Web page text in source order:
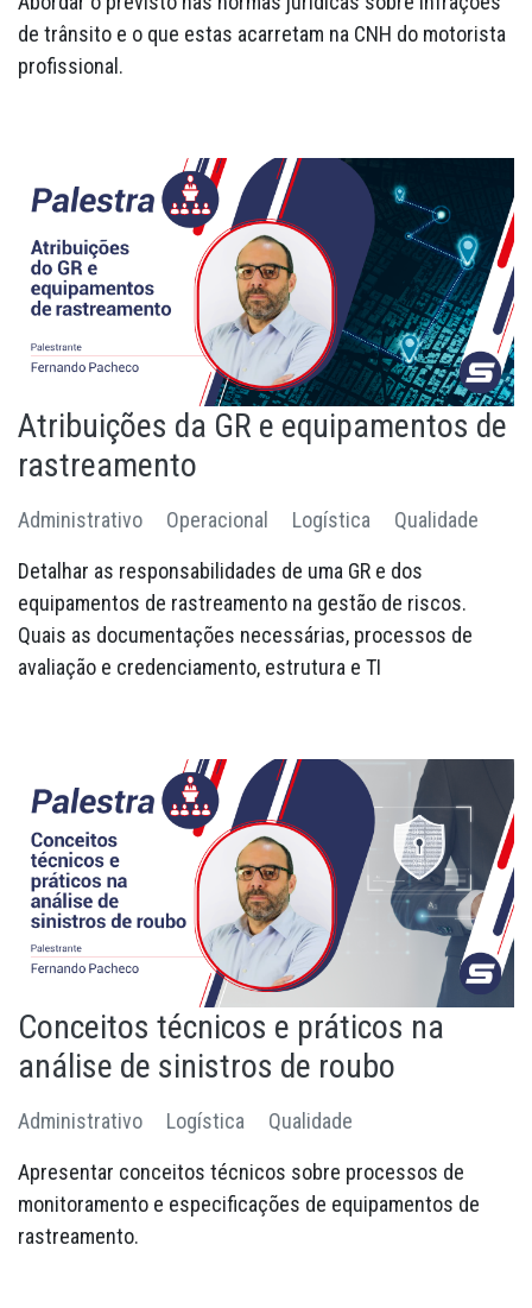
de trânsito e o que estas acarretam na CNH do motorista
profissional.
Atribuições da GR e equipamentos de
rastreamento
Administrativo Operacional Logística Qualidade
Detalhar as responsabilidades de uma GR e dos
equipamentos de rastreamento na gestão de riscos.
Quais as documentações necessárias, processos de
avaliação e credenciamento, estrutura e TI
Conceitos técnicos e práticos na
análise de sinistros de roubo
Administrativo Logística Qualidade
Apresentar conceitos técnicos sobre processos de
monitoramento e especificações de equipamentos de
rastreamento.